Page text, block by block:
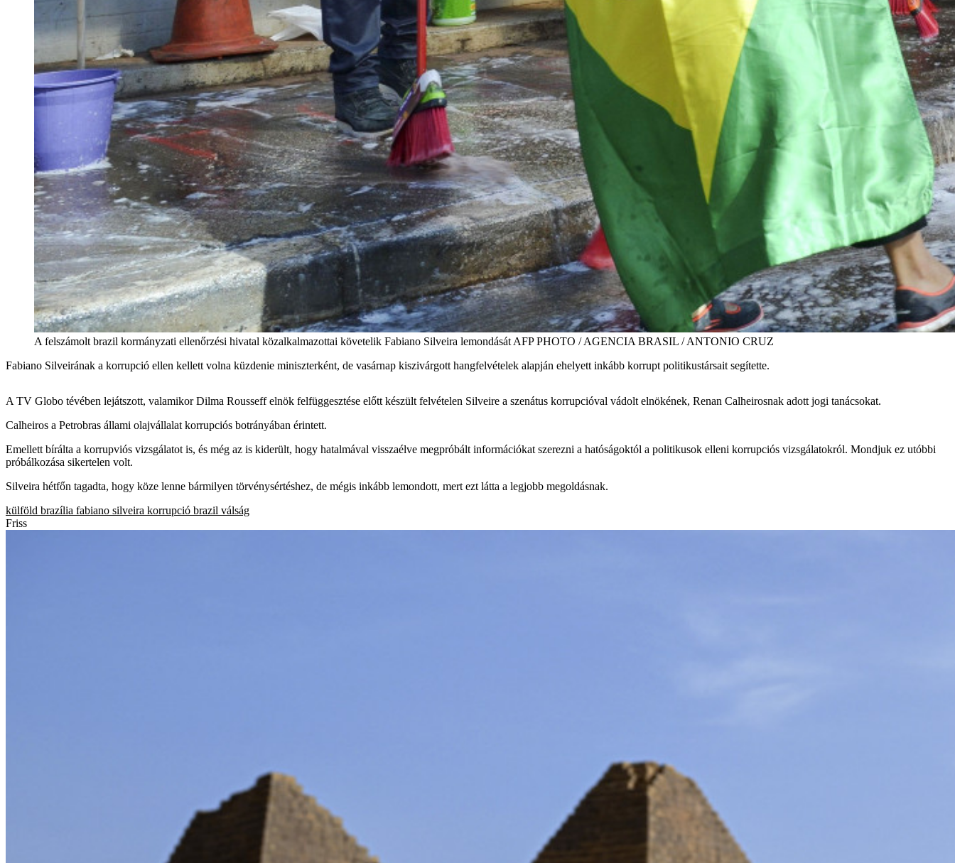
A felszámolt brazil kormányzati ellenőrzési hivatal közalkalmazottai követelik Fabiano Silveira lemondását AFP PHOTO / AGENCIA BRASIL / ANTONIO CRUZ
Fabiano Silveirának a korrupció ellen kellett volna küzdenie miniszterként, de vasárnap kiszivárgott hangfelvételek alapján ehelyett inkább korrupt politikustársait segítette.
A TV Globo tévében lejátszott, valamikor Dilma Rousseff elnök felfüggesztése előtt készült felvételen Silveire a szenátus korrupcióval vádolt elnökének, Renan Calheirosnak adott jogi tanácsokat.
Calheiros a Petrobras állami olajvállalat korrupciós botrányában érintett.
Emellett bírálta a korrupviós vizsgálatot is, és még az is kiderült, hogy hatalmával visszaélve megpróbált információkat szerezni a hatóságoktól a politikusok elleni korrupciós vizsgálatokról. Mondjuk ez utóbbi
próbálkozása sikertelen volt.
Silveira hétfőn tagadta, hogy köze lenne bármilyen törvénysértéshez, de mégis inkább lemondott, mert ezt látta a legjobb megoldásnak.
külföld brazília fabiano silveira korrupció brazil válság
Friss